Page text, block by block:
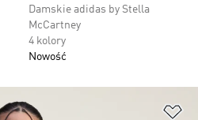
Damskie adidas by Stella
McCartney
4 kolory
Nowość